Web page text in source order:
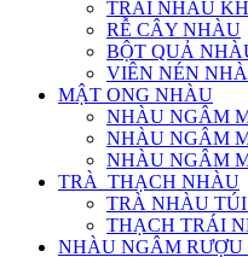
TRÁI NHÀU
RỄ CÂY NHÀU
BỘT QUẢ
VIÊN NÉN
MẬT ONG NHÀU
NHÀU NGÂM
NHÀU NGÂM
NHÀU NGÂM
TRÀ_THẠCH NHÀU
TRÀ NHÀU
THẠCH TRÁI
NHÀU NGÂM